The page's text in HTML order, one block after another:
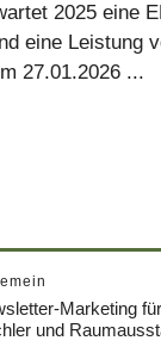
2025 eine
eine Leistung
27.01.2026 ...
Marketing für
und